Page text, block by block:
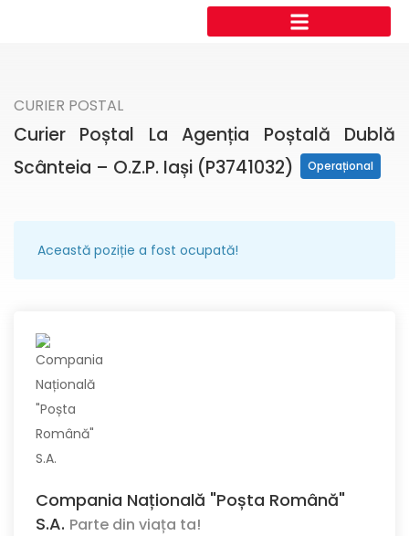
CURIER POSTAL
Curier Poștal La Agenția Poștală Dublă
Scânteia – O.Z.P. Iași (P3741032)
Operațional
Această poziție a fost ocupată!
Compania Națională "Poșta Română"
S.A. Parte din viața ta!